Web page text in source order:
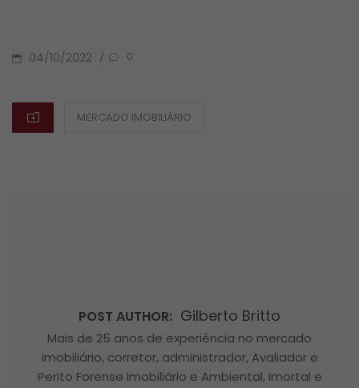
POSTED
04/10/2022 / 0
CATEGORIES
MERCADO IMOBILIÁRIO
POST AUTHOR: Gilberto Britto
Mais de 25 anos de experiência no mercado
imobiliário, corretor, administrador, Avaliador e
Perito Forense Imobiliário e Ambiental, Imortal e